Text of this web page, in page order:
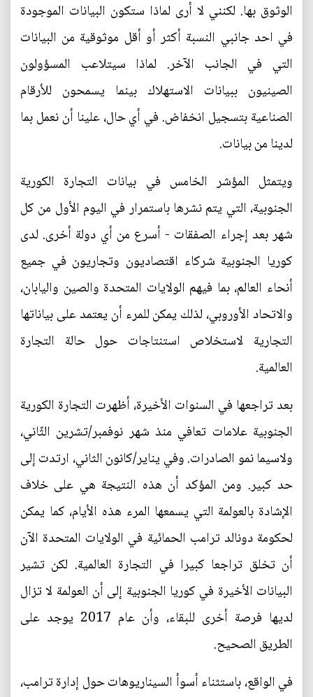
الوثوق بها. لكنني لا أرى لماذا ستكون البيانات الموجودة
في احد جانبي النسبة أكثر أو أقل موثوقية من البيانات
التي في الجانب الآخر. لماذا سيتلاعب المسؤولون
الصينيون ببيانات الاستهلاك بينما يسمحون للأرقام
الصناعية بتسجيل انخفاض. في أي حال، علينا أن نعمل بما
لدينا من بيانات.
ويتمثل المؤشر الخامس في بيانات التجارة الكورية
الجنوبية، التي يتم نشرها باستمرار في اليوم الأول من كل
شهر بعد إجراء الصفقات - أسرع من أي دولة أخرى. لدى
كوريا الجنوبية شركاء اقتصاديون وتجاريون في جميع
أنحاء العالم، بما فيهم الولايات المتحدة والصين واليابان،
والاتحاد الأوروبي، لذلك يمكن للمرء أن يعتمد على بياناتها
التجارية لاستخلاص استنتاجات حول حالة التجارة
العالمية.
بعد تراجعها في السنوات الأخيرة، أظهرت التجارة الكورية
الجنوبية علامات تعافي منذ شهر نوفمبر/تشرين الثّاني،
ولاسيما نمو الصادرات. وفي يناير/كانون الثاني، ارتدت إلى
حد كبير. ومن المؤكد أن هذه النتيجة هي على خلاف
الإشادة بالعولمة التي يسمعها المرء هذه الأيام، كما يمكن
لحكومة دونالد ترامب الحمائية في الولايات المتحدة الآن
أن تخلق تراجعا كبيرا في التجارة العالمية. لكن تشير
البيانات الأخيرة في كوريا الجنوبية إلى أن العولمة لا تزال
لديها فرصة أخرى للبقاء، وأن عام 2017 يوجد على
الطريق الصحيح.
في الواقع، باستثناء أسوأ السيناريوهات حول إدارة ترامب،